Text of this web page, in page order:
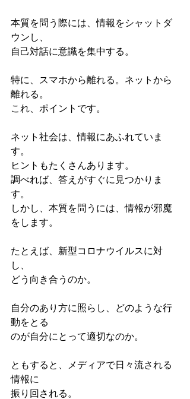
本質を問う際には、情報をシャットダ
ウンし、
自己対話に意識を集中する。
特に、スマホから離れる。ネットから
離れる。
これ、ポイントです。
ネット社会は、情報にあふれていま
す。
ヒントもたくさんあります。
調べれば、答えがすぐに見つかりま
す。
しかし、本質を問うには、情報が邪魔
をします。
たとえば、新型コロナウイルスに対
し、
どう向き合うのか。
自分のあり方に照らし、どのような行
動をとる
のが自分にとって適切なのか。
ともすると、メディアで日々流される
情報に
振り回される。